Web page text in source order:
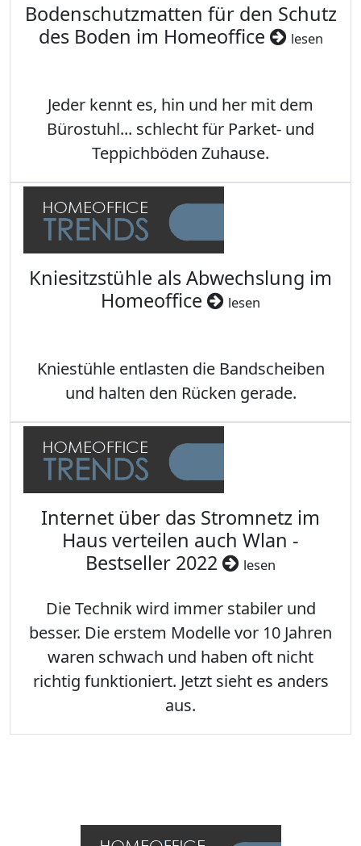
Bodenschutzmatten für den Schutz
des Boden im Homeoffice
lesen
Jeder kennt es, hin und her mit dem
Bürostuhl... schlecht für Parket- und
Teppichböden Zuhause.
Kniesitzstühle als Abwechslung im
Homeoffice
lesen
Kniestühle entlasten die Bandscheiben
und halten den Rücken gerade.
Internet über das Stromnetz im
Haus verteilen auch Wlan -
Bestseller 2022
lesen
Die Technik wird immer stabiler und
besser. Die erstem Modelle vor 10 Jahren
waren schwach und haben oft nicht
richtig funktioniert. Jetzt sieht es anders
aus.